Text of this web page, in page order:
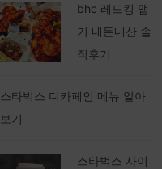
bhc 레드킹 맵
기 내돈내산 솔
직후기
스타벅스 디카페인 메뉴 알아
보기
스타벅스 사이